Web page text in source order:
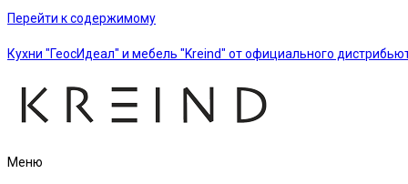
Перейти к содержимому
Кухни "ГеосИдеал" и мебель "Kreind" от официального
Меню